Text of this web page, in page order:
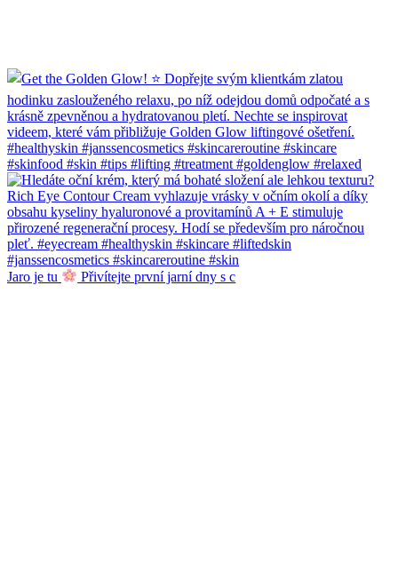
Jaro je tu Přivítejte první jarní dny s c